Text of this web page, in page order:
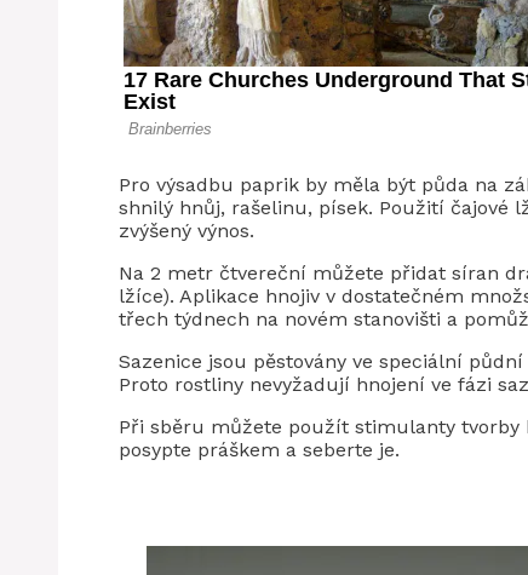
Pro výsadbu paprik by měla být půda na
shnilý hnůj, rašelinu, písek. Použití čajové
zvýšený výnos.
Na 2 metr čtvereční můžete přidat síran
lžíce). Aplikace hnojiv v dostatečném
třech týdnech na novém stanovišti a
Sazenice jsou pěstovány ve speciální
Proto rostliny nevyžadují hnojení ve fázi
Při sběru můžete použít stimulanty tvorby
posypte práškem a seberte je.